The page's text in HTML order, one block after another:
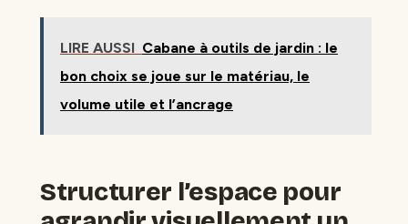
LIRE AUSSI Cabane à outils de jardin : le
bon choix se joue sur le matériau, le
volume utile et l’ancrage
Structurer l’espace pour